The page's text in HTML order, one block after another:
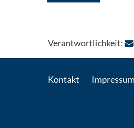
Verantwortlichkeit:
Kontakt Impressum